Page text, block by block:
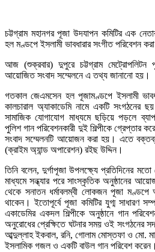
চট্টগ্রাম মহানগর পূজা উদযাপন কমিটির এক
হল মণ্ডপে ইসলামী ভাবধারার সংগীত পরিবেশন
আজ (শুক্রবার) দুপুরে চট্টগ্রাম মেট্রোপলিটন
আয়োজিত সংবাদ সম্মেলনে এ তথ্য জানানো হয়।
গতকাল জেএমসেন হল পূজামণ্ডপে ইসলামী
কালচারাল অ্যাকাডেমি নামে একটি সংগঠনের
সামাজিক যোগাযোগ মাধ্যমে ছড়িয়ে পড়লে
পুলিশ গান পরিবেশনকারী দুই শিল্পীকে গ্রেপ্তার
সংবাদ সম্মেলনটি আয়োজন করা হয়। এতে
(ক্রাইম অ্যান্ড অপারেশন) রইছ উদ্দিন।
তিনি বলেন, দুর্গাপূজা উপলক্ষ্যে প্রতিদিনের
মাধ্যমে সন্ধ্যার পরে সাংস্কৃতিক অনুষ্ঠানের
থেকে সনাতন ধর্মাবলম্বী লোকজন পূজা
থাকেন। ইতোপূর্বে পূজা কমিটির যুগ্ম সাধারণ
একাডেমির একদল শিল্পীকে অনুষ্ঠানে গান
অনুরোধের প্রেক্ষিতে ঘটনার সময় ওই সংগঠনের
আব্দুল্লাহ ইকবাল, রনি, গোলাম মোস্তফা ও মো.
ইসলামিক গজল ও একটি বাউল গান পরিবেশ করেন।